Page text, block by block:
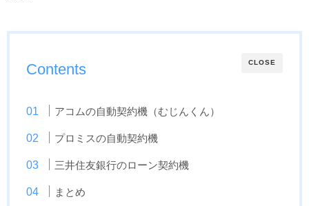
CLOSE
Contents
アコムの自動契約機（むじんくん）
プロミスの自動契約機
三井住友銀行のローン契約機
まとめ